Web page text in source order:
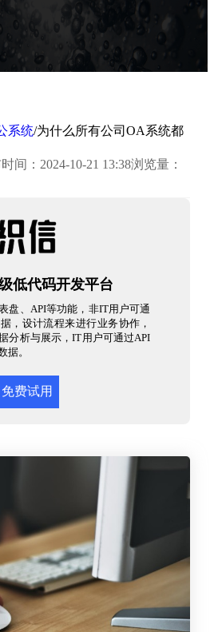
系统/为什么所有公司OA系统都
间：2024-10-21 13:38浏览量：
低代码开发平台
盘、API等功能，非IT用户可通
，设计流程来进行业务协作，
分析与展示，IT用户可通过API
据。
免费试用